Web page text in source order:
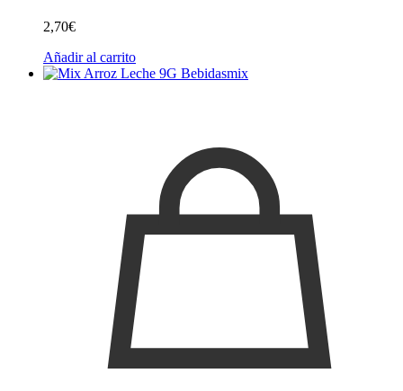
2,70€
Añadir al carrito